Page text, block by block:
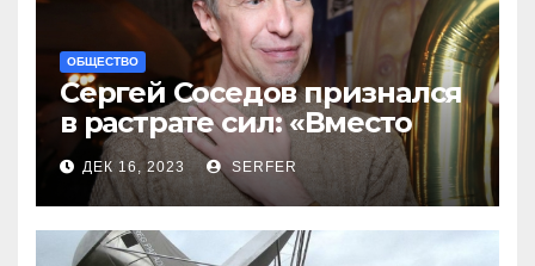
ОБЩЕСТВО
Сергей Соседов признался
в растрате сил: «Вместо
меня взяли Пригожина»
ДЕК 16, 2023 SERFER